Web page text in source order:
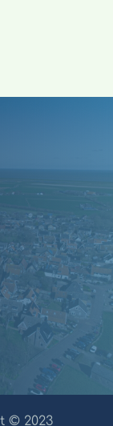
© 2023